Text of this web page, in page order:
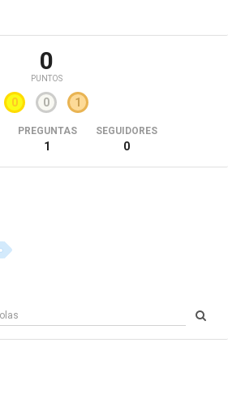
0
PUNTOS
0 0 1
PREGUNTAS
1
SEGUIDORES
0